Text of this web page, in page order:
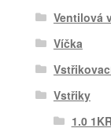
Ventilová
Víčka
Vstřiky
1.0